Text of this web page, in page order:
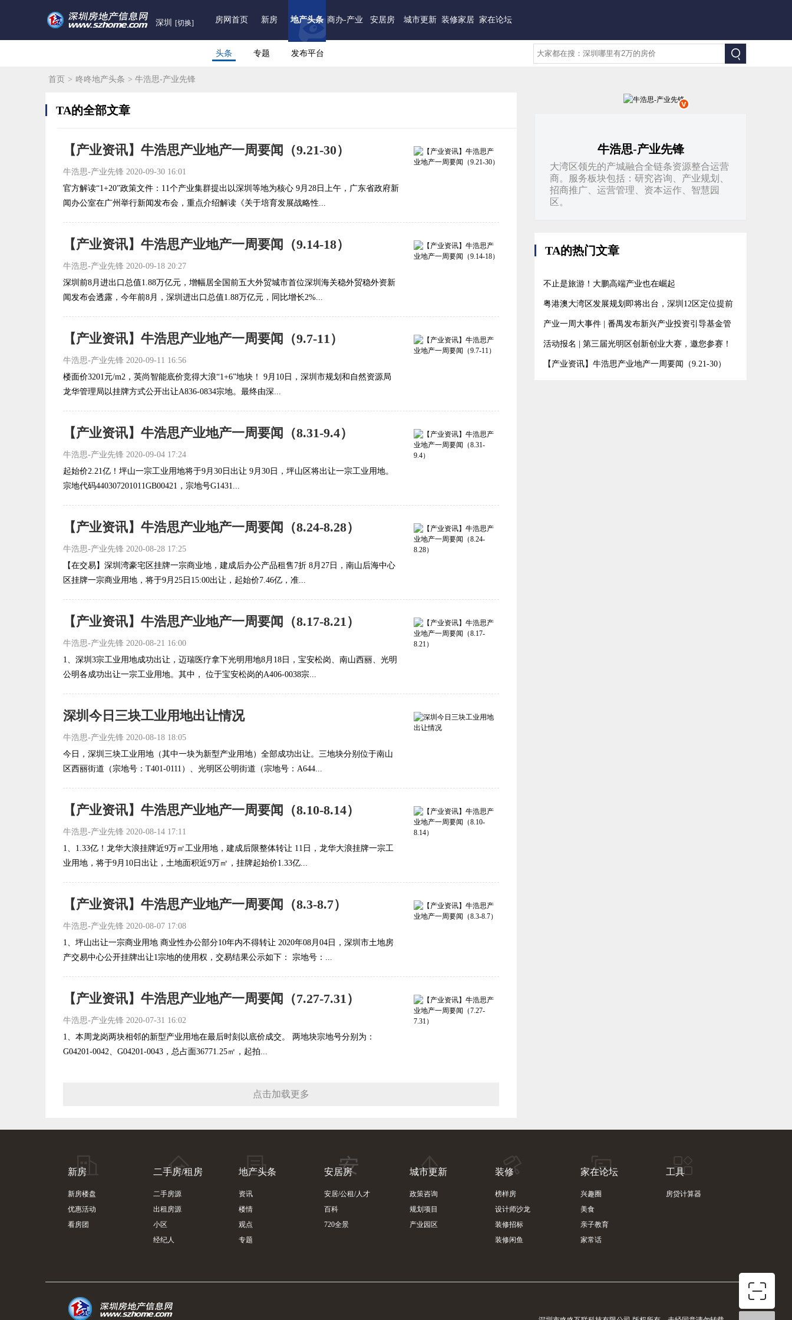
深圳 [切换] 房网首页 新房 地产头条 商办-产业 安居房 城市更新 装修家居 家在论坛
头条 专题 发布平台
首页 > 咚咚地产头条 > 牛浩思-产业先锋
TA的全部文章
【产业资讯】牛浩思产业地产一周要闻（9.21-30）
牛浩思-产业先锋 2020-09-30 16:01
官方解读“1+20”政策文件：11个产业集群提出以深圳等地为核心 9月28日上午，广东省政府新
闻办公室在广州举行新闻发布会，重点介绍解读《关于培育发展战略性...
【产业资讯】牛浩思产业地产一周要闻（9.14-18）
牛浩思-产业先锋 2020-09-18 20:27
深圳前8月进出口总值1.88万亿元，增幅居全国前五大外贸城市首位深圳海关稳外贸稳外资新
闻发布会透露，今年前8月，深圳进出口总值1.88万亿元，同比增长2%...
【产业资讯】牛浩思产业地产一周要闻（9.7-11）
牛浩思-产业先锋 2020-09-11 16:56
楼面价3201元/m2，英尚智能底价竞得大浪“1+6”地块！ 9月10日，深圳市规划和自然资源局
龙华管理局以挂牌方式公开出让A836-0834宗地。最终由深...
【产业资讯】牛浩思产业地产一周要闻（8.31-9.4）
牛浩思-产业先锋 2020-09-04 17:24
起始价2.21亿！坪山一宗工业用地将于9月30日出让 9月30日，坪山区将出让一宗工业用地。
宗地代码440307201011GB00421，宗地号G1431...
【产业资讯】牛浩思产业地产一周要闻（8.24-8.28）
牛浩思-产业先锋 2020-08-28 17:25
【在交易】深圳湾豪宅区挂牌一宗商业地，建成后办公产品租售7折 8月27日，南山后海中心
区挂牌一宗商业用地，将于9月25日15:00出让，起始价7.46亿，准...
【产业资讯】牛浩思产业地产一周要闻（8.17-8.21）
牛浩思-产业先锋 2020-08-21 16:00
1、深圳3宗工业用地成功出让，迈瑞医疗拿下光明用地8月18日，宝安松岗、南山西丽、光明
公明各成功出让一宗工业用地。其中， 位于宝安松岗的A406-0038宗...
深圳今日三块工业用地出让情况
牛浩思-产业先锋 2020-08-18 18:05
今日，深圳三块工业用地（其中一块为新型产业用地）全部成功出让。三地块分别位于南山
区西丽街道（宗地号：T401-0111）、光明区公明街道（宗地号：A644...
【产业资讯】牛浩思产业地产一周要闻（8.10-8.14）
牛浩思-产业先锋 2020-08-14 17:11
1、1.33亿！龙华大浪挂牌近9万㎡工业用地，建成后限整体转让 11日，龙华大浪挂牌一宗工
业用地，将于9月10日出让，土地面积近9万㎡，挂牌起始价1.33亿...
【产业资讯】牛浩思产业地产一周要闻（8.3-8.7）
牛浩思-产业先锋 2020-08-07 17:08
1、坪山出让一宗商业用地 商业性办公部分10年内不得转让 2020年08月04日，深圳市土地房
产交易中心公开挂牌出让1宗地的使用权，交易结果公示如下： 宗地号：...
【产业资讯】牛浩思产业地产一周要闻（7.27-7.31）
牛浩思-产业先锋 2020-07-31 16:02
1、本周龙岗两块相邻的新型产业用地在最后时刻以底价成交。 两地块宗地号分别为：
G04201-0042、G04201-0043，总占面36771.25㎡，起拍...
点击加载更多
牛浩思-产业先锋
大湾区领先的产城融合全链条资源整合运营
商。服务板块包括：研究咨询、产业规划、
招商推广、运营管理、资本运作、智慧园
区。
TA的热门文章
不止是旅游！大鹏高端产业也在崛起
粤港澳大湾区发展规划即将出台，深圳12区定位提前
曝光！
产业一周大事件 | 番禺发布新兴产业投资引导基金管
理暂行办法
活动报名 | 第三届光明区创新创业大赛，邀您参赛！
【产业资讯】牛浩思产业地产一周要闻（9.21-30）
新房
新房楼盘
优惠活动
看房团
二手房/租房
二手房源
出租房源
小区
经纪人
地产头条
资讯
楼情
观点
专题
安居房
安居/公租/人才
百科
720全景
城市更新
政策咨询
规划项目
产业园区
装修
榜样房
设计师沙龙
装修招标
装修闲鱼
家在论坛
兴趣圈
美食
亲子教育
家常话
工具
房贷计算器